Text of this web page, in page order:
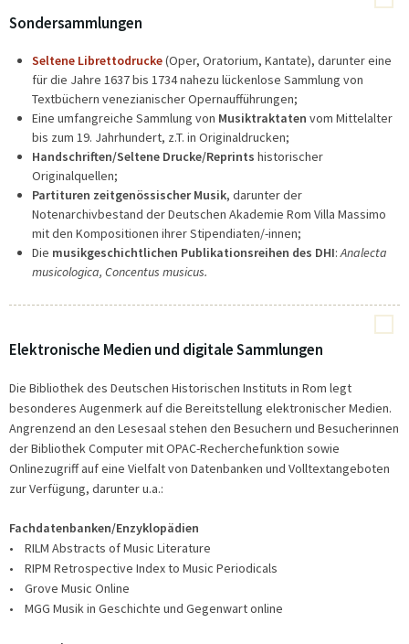
Sondersammlungen
Seltene Librettodrucke(Oper, Oratorium, Kantate), darunter eine
für die Jahre 1637 bis 1734 nahezu lückenlose Sammlung von
Textbüchern venezianischer Opernaufführungen;
Eine umfangreiche Sammlung von Musiktraktaten vom Mittelalter
bis zum 19. Jahrhundert, z.T. in Originaldrucken;
Handschriften/Seltene Drucke/Reprintshistorischer
Originalquellen;
Partituren zeitgenössischer Musik, darunter der
Notenarchivbestand der Deutschen Akademie Rom Villa Massimo
mit den Kompositionen ihrer Stipendiaten/-innen;
Die musikgeschichtlichen Publikationsreihen des DHI:Analecta
musicologica, Concentus musicus.
Elektronische Medien und digitale Sammlungen
Die Bibliothek des Deutschen Historischen Instituts in Rom legt
besonderes Augenmerk auf die Bereitstellung elektronischer Medien.
Angrenzend an den Lesesaal stehen den Besuchern und Besucherinnen
der Bibliothek Computer mit OPAC-Recherchefunktion sowie
Onlinezugriff auf eine Vielfalt von Datenbanken und Volltextangeboten
zur Verfügung, darunter u.a.:
Fachdatenbanken/Enzyklopädien
• RILM Abstracts of Music Literature
• RIPM Retrospective Index to Music Periodicals
• Grove Music Online
• MGG Musik in Geschichte und Gegenwart online